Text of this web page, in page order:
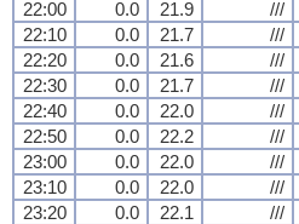
22:00
0.0 21.9 ///
22:10
0.0 21.7 ///
22:20
0.0 21.6 ///
22:30
0.0 21.7 ///
22:40
0.0 22.0 ///
22:50
0.0 22.2 ///
23:00
0.0 22.0 ///
23:10
0.0 22.0 ///
23:20
0.0 22.1 ///